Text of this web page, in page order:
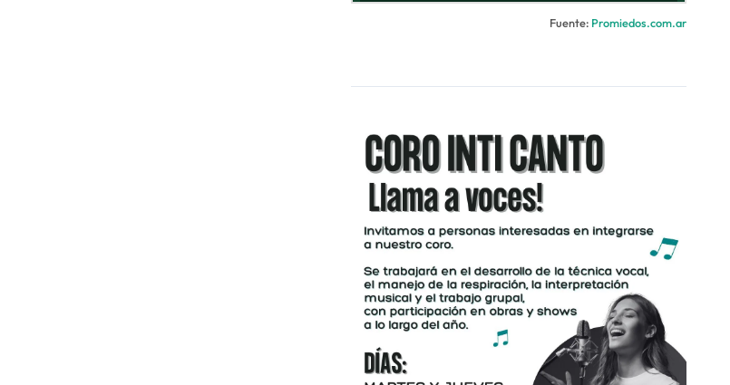
Fuente: Promiedos.com.ar